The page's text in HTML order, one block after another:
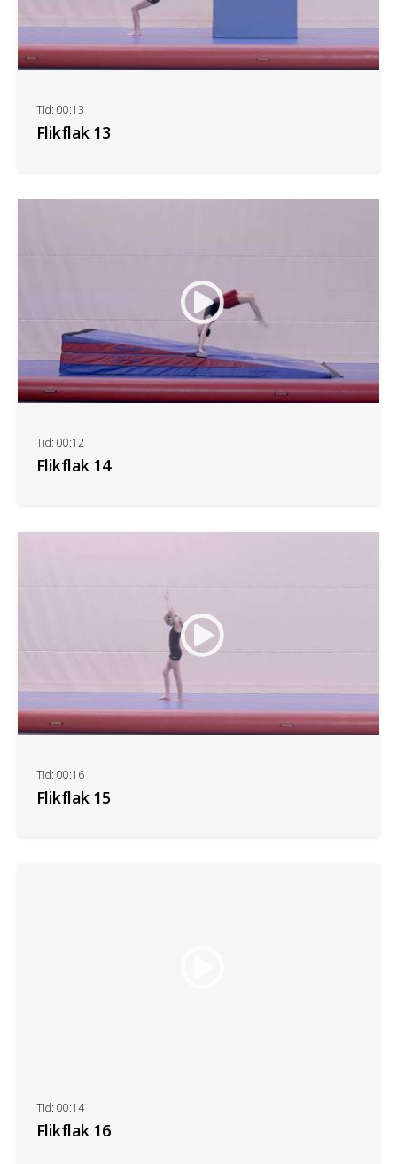
Flikflak 13
Tid: 00:13
Flikflak 14
Tid: 00:12
Flikflak 15
Tid: 00:16
Flikflak 16
Tid: 00:14